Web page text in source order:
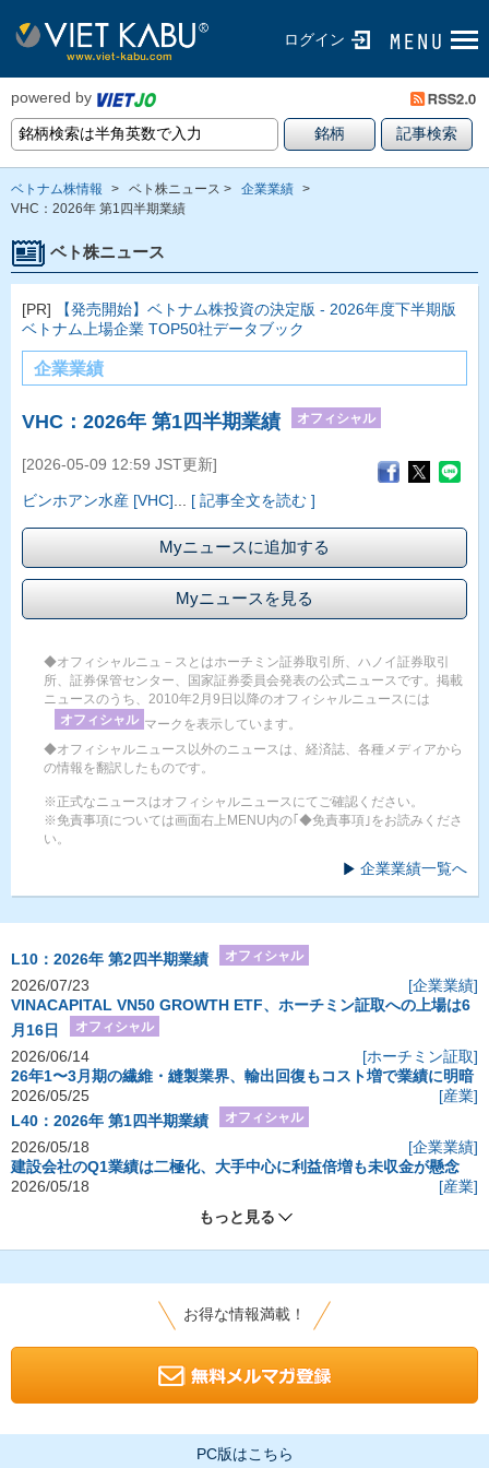
ログイン
powered by
ベトナム株情報 > ベト株ニュース > 企業業績 >
VHC：2026年 第1四半期業績
ベト株ニュース
[PR]
【発売開始】ベトナム株投資の決定版 - 2026年度下半期版
ベトナム上場企業 TOP50社データブック
企業業績
VHC：2026年 第1四半期業績 オフィシャル
[2026-05-09 12:59 JST更新]
ビンホアン水産 [VHC] [ 記事全文を読む ]
Myニュースに追加する
Myニュースを見る
◆オフィシャルニュ－スとはホーチミン証券取引所、ハノイ証券取引
所、証券保管センター、国家証券委員会発表の公式ニュースです。掲載
ニュースのうち、2010年2月9日以降のオフィシャルニュースには
オフィシャル マークを表示しています。
◆オフィシャルニュース以外のニュースは、経済誌、各種メディアから
の情報を翻訳したものです。
※正式なニュースはオフィシャルニュースにてご確認ください。
※免責事項については画面右上MENU内の｢◆免責事項｣をお読みくださ
い。
企業業績一覧へ
L10：2026年 第2四半期業績 オフィシャル
2026/07/23
[企業業績]
VINACAPITAL VN50 GROWTH ETF、ホーチミン証取への上場は6
月16日
オフィシャル
2026/06/14
[ホーチミン証取]
26年1〜3月期の繊維・縫製業界、輸出回復もコスト増で業績に明暗
2026/05/25
[産業]
L40：2026年 第1四半期業績
オフィシャル
2026/05/18
[企業業績]
建設会社のQ1業績は二極化、大手中心に利益倍増も未収金が懸念
2026/05/18
[産業]
もっと見る
お得な情報満載！
PC版はこちら